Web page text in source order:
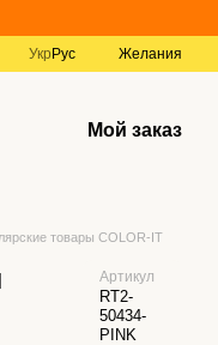
Укр Рус Желания
Мой заказ
товары COLOR-IT
Артикул
RT2-
50434-
PINK